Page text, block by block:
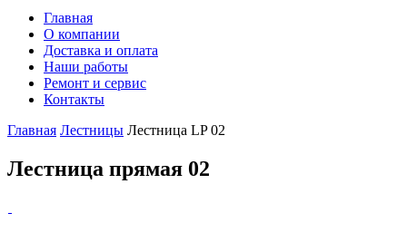
Главная
О компании
Доставка и оплата
Наши работы
Ремонт и сервис
Контакты
Главная Лестницы Лестница LP 02
Лестница прямая 02